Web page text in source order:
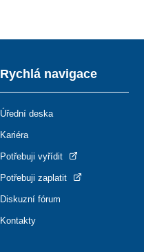
Rychlá navigace
Úřední deska
Kariéra
Potřebuji vyřídit
Potřebuji zaplatit
Diskuzní fórum
Kontakty